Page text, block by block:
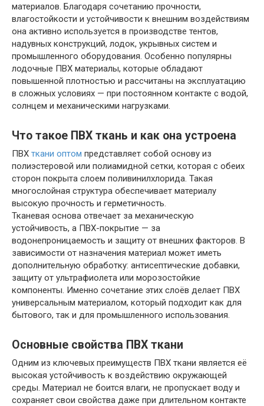
материалов. Благодаря сочетанию прочности,
влагостойкости и устойчивости к внешним воздействиям
она активно используется в производстве тентов,
надувных конструкций, лодок, укрывных систем и
промышленного оборудования. Особенно популярны
лодочные ПВХ материалы, которые обладают
повышенной плотностью и рассчитаны на эксплуатацию
в сложных условиях — при постоянном контакте с водой,
солнцем и механическими нагрузками.
Что такое ПВХ ткань и как она устроена
ПВХ ткани оптом представляет собой основу из
полиэстеровой или полиамидной сетки, которая с обеих
сторон покрыта слоем поливинилхлорида. Такая
многослойная структура обеспечивает материалу
высокую прочность и герметичность.
Тканевая основа отвечает за механическую
устойчивость, а ПВХ-покрытие — за
водонепроницаемость и защиту от внешних факторов. В
зависимости от назначения материал может иметь
дополнительную обработку: антисептические добавки,
защиту от ультрафиолета или морозостойкие
компоненты. Именно сочетание этих слоёв делает ПВХ
универсальным материалом, который подходит как для
бытового, так и для промышленного использования.
Основные свойства ПВХ ткани
Одним из ключевых преимуществ ПВХ ткани является её
высокая устойчивость к воздействию окружающей
среды. Материал не боится влаги, не пропускает воду и
сохраняет свои свойства даже при длительном контакте